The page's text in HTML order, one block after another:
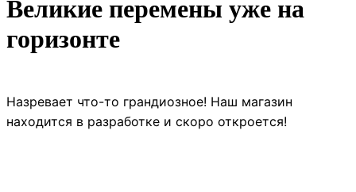
Великие перемены уже на
горизонте
Назревает что-то грандиозное! Наш магазин
находится в разработке и скоро откроется!